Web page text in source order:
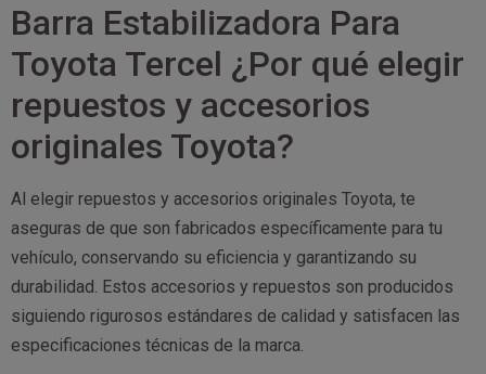
Barra Estabilizadora Para
Toyota Tercel ¿Por qué elegir
repuestos y accesorios
originales Toyota?
Al elegir repuestos y accesorios originales Toyota, te
aseguras de que son fabricados específicamente para tu
vehículo, conservando su eficiencia y garantizando su
durabilidad. Estos accesorios y repuestos son producidos
siguiendo rigurosos estándares de calidad y satisfacen las
especificaciones técnicas de la marca.